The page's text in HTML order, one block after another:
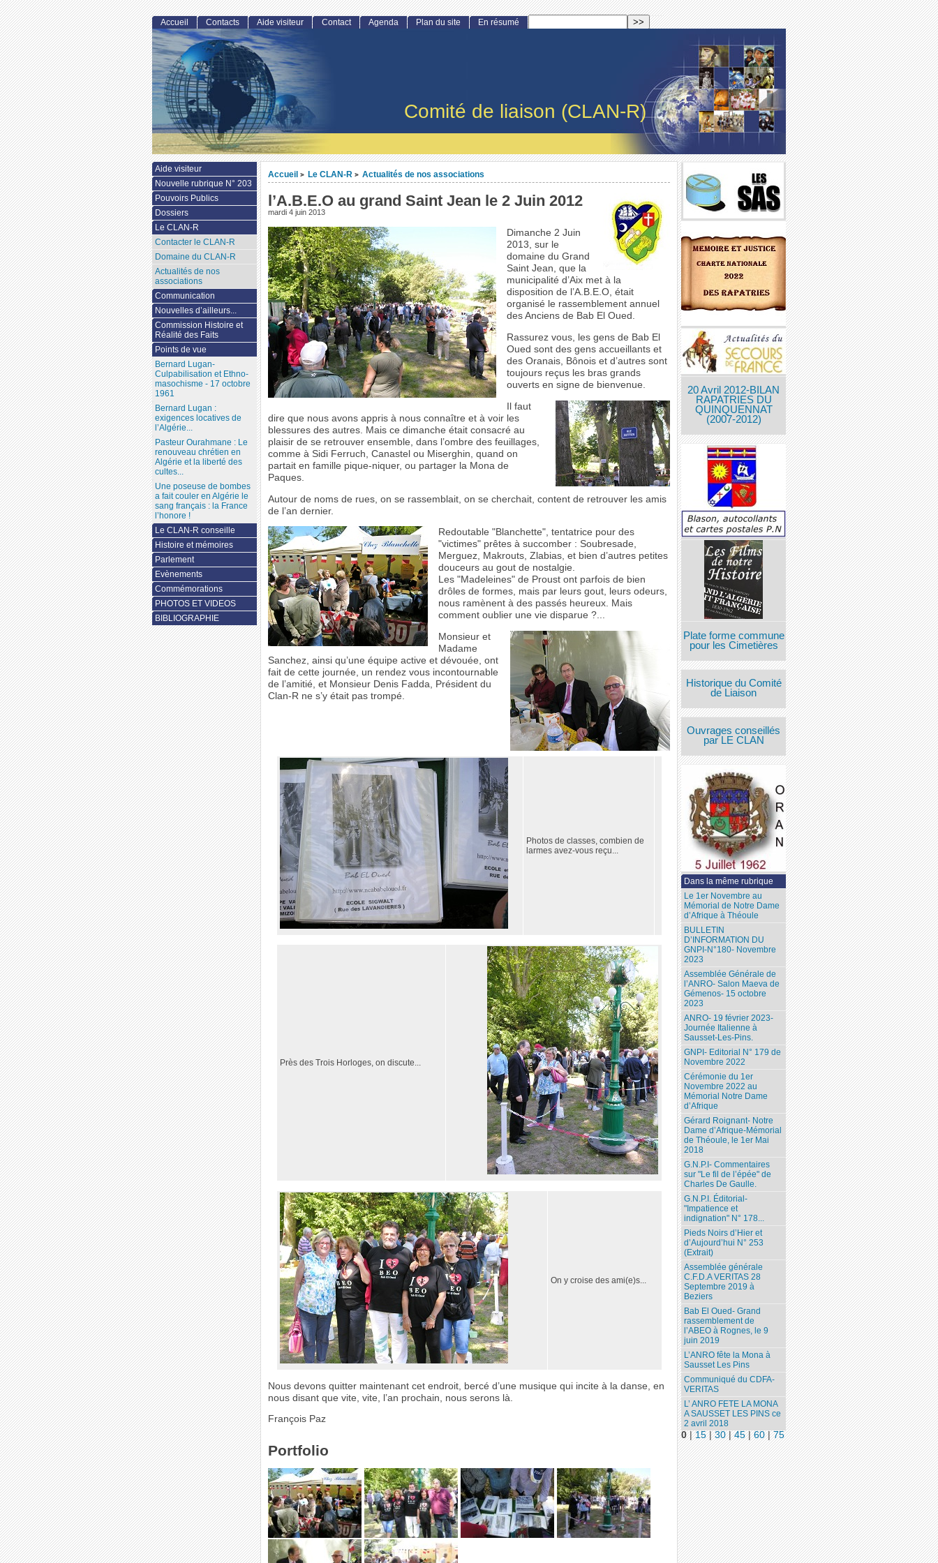
Comité de liaison (CLAN-R)
Accueil > Le CLAN-R > Actualités de nos associations
l’A.B.E.O au grand Saint Jean le 2 Juin 2012
mardi 4 juin 2013
Dimanche 2 Juin
2013, sur le
domaine du Grand
Saint Jean, que la
municipalité d’Aix met à la
disposition de l’A.B.E.O, était
organisé le rassemblement annuel
des Anciens de Bab El Oued.
Rassurez vous, les gens de Bab El
Oued sont des gens accueillants et
des Oranais, Bônois et d’autres sont
toujours reçus les bras grands
ouverts en signe de bienvenue.
Il faut
dire que nous avons appris à nous connaître et à voir les
blessures des autres. Mais ce dimanche était consacré au
plaisir de se retrouver ensemble, dans l’ombre des feuillages,
comme à Sidi Ferruch, Canastel ou Miserghin, quand on
partait en famille pique-niquer, ou partager la Mona de
Paques.
Autour de noms de rues, on se rassemblait, on se cherchait, content de retrouver les amis
de l’an dernier.
Redoutable "Blanchette", tentatrice pour des
"victimes" prêtes à succomber : Soubresade,
Merguez, Makrouts, Zlabias, et bien d’autres petites
douceurs au gout de nostalgie.
Les "Madeleines" de Proust ont parfois de bien
drôles de formes, mais par leurs gout, leurs odeurs,
nous ramènent à des passés heureux. Mais
comment oublier une vie disparue ?...
Monsieur et
Madame
Sanchez, ainsi qu’une équipe active et dévouée, ont
fait de cette journée, un rendez vous incontournable
de l’amitié, et Monsieur Denis Fadda, Président du
Clan-R ne s’y était pas trompé.
Photos de classes, combien de
larmes avez-vous reçu...
Près des Trois Horloges, on discute...
On y croise des ami(e)s...
Nous devons quitter maintenant cet endroit, bercé d’une musique qui incite à la danse, en
nous disant que vite, vite, l’an prochain, nous serons là.
François Paz
Portfolio
20 Avril 2012-BILAN
RAPATRIES DU
QUINQUENNAT
(2007-2012)
Plate forme commune
pour les Cimetières
Historique du Comité
de Liaison
Ouvrages conseillés
par LE CLAN
Dans la même rubrique
Le 1er Novembre au
Mémorial de Notre Dame
d’Afrique à Théoule
BULLETIN
D’INFORMATION DU
GNPI-N°180- Novembre
2023
Assemblée Générale de
l’ANRO- Salon Maeva de
Gémenos- 15 octobre
2023
ANRO- 19 février 2023-
Journée Italienne à
Sausset-Les-Pins.
GNPI- Editorial N° 179 de
Novembre 2022
Cérémonie du 1er
Novembre 2022 au
Mémorial Notre Dame
d’Afrique
Gérard Roignant- Notre
Dame d’Afrique-Mémorial
de Théoule, le 1er Mai
2018
G.N.P.I- Commentaires
sur "Le fil de l’épée" de
Charles De Gaulle.
G.N.P.I. Éditorial-
"Impatience et
indignation" N° 178...
Pieds Noirs d’Hier et
d’Aujourd’hui N° 253
(Extrait)
Assemblée générale
C.F.D.A VERITAS 28
Septembre 2019 à
Beziers
Bab El Oued- Grand
rassemblement de
l’ABEO à Rognes, le 9
juin 2019
L’ANRO fête la Mona à
Sausset Les Pins
Communiqué du CDFA-
VERITAS
L’ ANRO FETE LA MONA
A SAUSSET LES PINS ce
2 avril 2018
0|15|30|45|60|75
Accueil Contacts Aide visiteur Contact Agenda Plan du site En résumé
Aide visiteur
Nouvelle rubrique N° 203
Pouvoirs Publics
Dossiers
Le CLAN-R
Contacter le CLAN-R
Domaine du CLAN-R
Actualités de nos
associations
Communication
Nouvelles d’ailleurs...
Commission Histoire et
Réalité des Faits
Points de vue
Bernard Lugan-
Culpabilisation et Ethno-
masochisme - 17 octobre
1961
Bernard Lugan :
exigences locatives de
l’Algérie...
Pasteur Ourahmane : Le
renouveau chrétien en
Algérie et la liberté des
cultes...
Une poseuse de bombes
a fait couler en Algérie le
sang français : la France
l’honore !
Le CLAN-R conseille
Histoire et mémoires
Parlement
Evènements
Commémorations
PHOTOS ET VIDEOS
BIBLIOGRAPHIE